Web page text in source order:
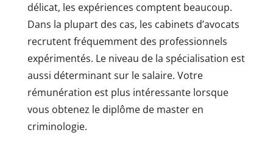
délicat, les expériences comptent beaucoup.
Dans la plupart des cas, les cabinets d’avocats
recrutent fréquemment des professionnels
expérimentés. Le niveau de la spécialisation est
aussi déterminant sur le salaire. Votre
rémunération est plus intéressante lorsque
vous obtenez le diplôme de master en
criminologie.